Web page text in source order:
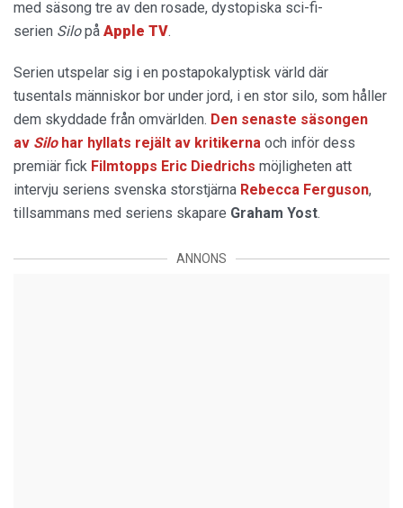
med säsong tre av den rosade, dystopiska sci-fi-
serien Silopå Apple TV.
Serien utspelar sig i en postapokalyptisk värld där
tusentals människor bor under jord, i en stor silo, som håller
dem skyddade från omvärlden. Den senaste säsongen
av Silo har hyllats rejält av kritikerna och inför dess
premiär fick Filmtopps Eric Diedrichs möjligheten att
intervju seriens svenska storstjärna Rebecca Ferguson,
tillsammans med seriens skapare Graham Yost.
ANNONS